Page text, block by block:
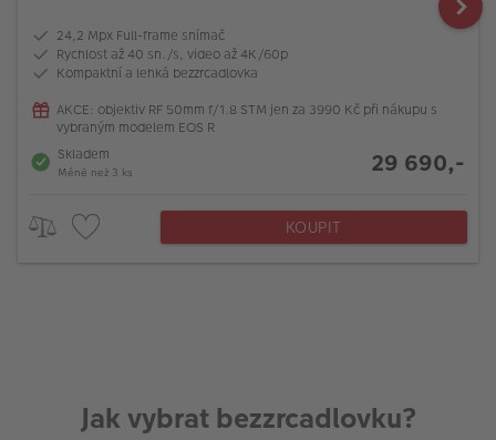
24,2 Mpx Full-frame snímač
Rychlost až 40 sn./s, video až 4K/60p
Kompaktní a lehká bezzrcadlovka
AKCE: objektiv RF 50mm f/1.8 STM jen za 3990 Kč při nákupu s
vybraným modelem EOS R
Skladem
Méně než 3 ks 29 690,-
KOUPIT
Jak vybrat bezzrcadlovku?